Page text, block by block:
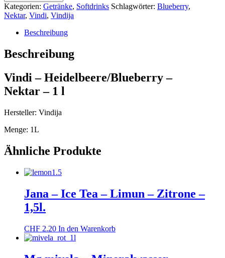
Heidelbeere/Blueberry
–
Nektar
l
Menge
Kategorien: Getränke, Softdrinks Schlagwörter: Blueberry,
Nektar, Vindi, Vindija
Beschreibung
Beschreibung
Vindi – Heidelbeere/Blueberry –
Nektar – 1 l
Hersteller: Vindija
Menge: 1L
Ähnliche Produkte
Jana – Ice Tea – Limun – Zitrone –
1,5l.
CHF 2.20 In den Warenkorb